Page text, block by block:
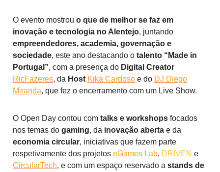
O evento mostrou o que de melhor se faz em
inovação e tecnologia no Alentejo, juntando
empreendedores, academia, governação e
sociedade, este ano destacando o talento “Made in
Portugal”, com a presença do Digital Creator
RicFazeres, da Host Kika Cardoso e do DJ Diego
Miranda, que fez o encerramento com um Live Show.
O Open Day contou com talks e workshops focados
nos temas do gaming, da inovação aberta e da
economia circular, iniciativas que fazem parte
respetivamente dos projetos eGames Lab, DRIVEN e
CircularTech, e com um espaço reservado a stands de